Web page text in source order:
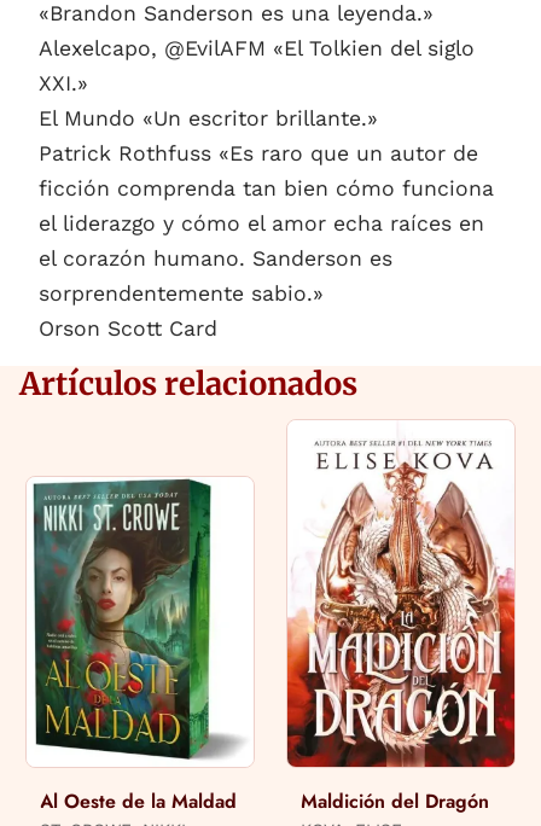
«Brandon Sanderson es una leyenda.»
Alexelcapo, @EvilAFM «El Tolkien del siglo
XXI.»
El Mundo «Un escritor brillante.»
Patrick Rothfuss «Es raro que un autor de
ficción comprenda tan bien cómo funciona
el liderazgo y cómo el amor echa raíces en
el corazón humano. Sanderson es
sorprendentemente sabio.»
Orson Scott Card
Artículos relacionados
Al Oeste de la Maldad Maldición del Dragón